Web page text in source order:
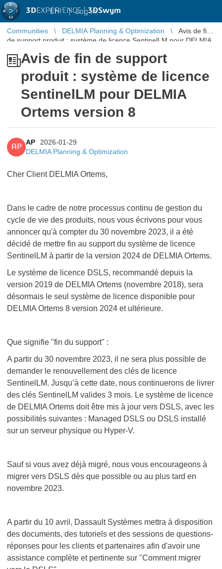
3DEXPERIENCE |3DSwym
EN | Log in
Communities DELMIA Planning & Optimization
Avis de fin
de support produit : système de licence SentinelLM pour DELMIA
Avis de fin de support
produit : système de licence
SentinelLM pour DELMIA
Ortems version 8
AP
AP
2026-01-29
DELMIA Planning & Optimization
Cher Client DELMIA Ortems,
Dans le cadre de notre processus continu de gestion du
cycle de vie des produits, nous vous écrivons pour vous
annoncer qu'à compter du 30 novembre 2023, il a été
décidé de mettre fin au support du système de licence
SentinelLM à partir de la version 2024 de DELMIA Ortems.
Le système de licence DSLS, recommandé depuis la
version 2019 de DELMIA Ortems (novembre 2018), sera
désormais le seul système de licence disponible pour
DELMIA Ortems 8 version 2024 et ultérieure.
Que signifie "fin du support" :
A partir du 30 novembre 2023, il ne sera plus possible de
demander le renouvellement des clés de licence
SentinelLM. Jusqu’à cette date, nous continuerons de livrer
des clés SentinelLM valides 3 mois. Le système de licence
de DELMIA Ortems doit être mis à jour vers DSLS, avec les
possibilités suivantes : Managed DSLS ou DSLS installé
sur un serveur physique ou Hyper-V.
Sauf si vous avez déjà migré, nous vous encourageons à
migrer vers DSLS dès que possible ou au plus tard en
novembre 2023.
A partir du 10 avril, Dassault Systèmes mettra à disposition
des documents, des tutoriels et des sessions de questions-
réponses pour les clients et partenaires afin d'avoir une
assistance complète et pertinente sur "Comment migrer